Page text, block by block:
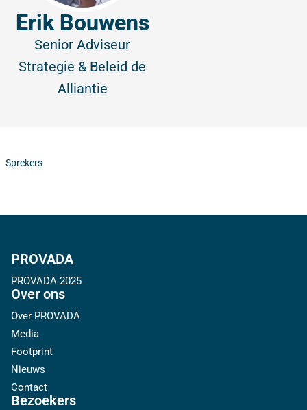
Erik Bouwens
Senior Adviseur
Strategie & Beleid de
Alliantie
Sprekers
PROVADA
PROVADA 2025
Over ons
Over PROVADA
Media
Footprint
Nieuws
Contact
Bezoekers